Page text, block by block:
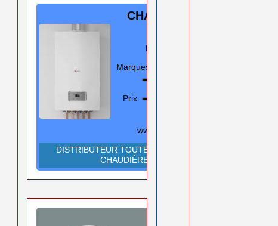
CHAUDIÈRES
Murale/Sol
Marques
➡️
Prix ➡️
www.ihadadene.com
DISTRIBUTEUR TOUTES MARQUES
CHAUDIÈRES